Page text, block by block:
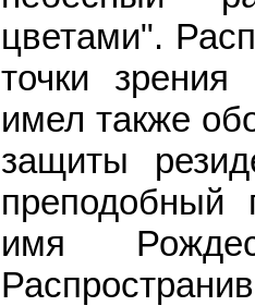
цветами".
точки
имел также
защиты
преподобный
имя